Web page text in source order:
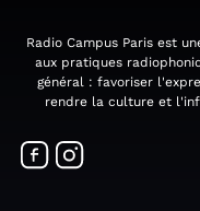
Radio Campus Paris est
aux pratiques
général : favoriser
rendre la culture et